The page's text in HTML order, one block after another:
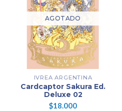
AGOTADO
IVREA ARGENTINA
Cardcaptor Sakura Ed.
Deluxe 02
$18.000